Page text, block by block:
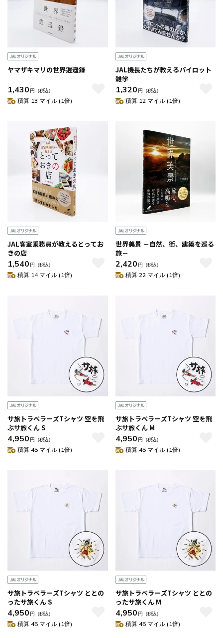
ヤマザキマリの世界逍遥録
1,430 円 （税込）
積算 13 マイル (1倍)
JAL機長たちが教えるパイロット
雑学
1,320 円 （税込）
積算 12 マイル (1倍)
JAL客室乗務員が教えるとってお
きの店
1,540 円 （税込）
積算 14 マイル (1倍)
世界美景 －自然、街、建築を巡る
旅－
2,420 円 （税込）
積算 22 マイル (1倍)
サ旅トラベラーズTシャツ 空を飛
ぶサ旅くん S
4,950 円 （税込）
積算 45 マイル (1倍)
サ旅トラベラーズTシャツ 空を飛
ぶサ旅くん M
4,950 円 （税込）
積算 45 マイル (1倍)
サ旅トラベラーズTシャツ ととの
ったサ旅くん S
4,950 円 （税込）
積算 45 マイル (1倍)
サ旅トラベラーズTシャツ ととの
ったサ旅くん M
4,950 円 （税込）
積算 45 マイル (1倍)